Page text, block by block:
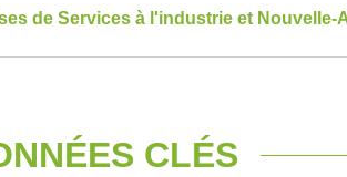
de Services à l'industrie et Nouvelle-
CLÉS